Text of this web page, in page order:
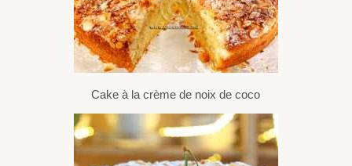
Cake à la crème de noix de coco